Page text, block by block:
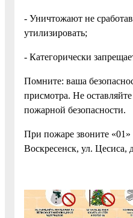
- Уничтожают не
утилизировать;
- Категорически
Помните: ваша
присмотра. Не
пожарной безопасности.
При пожаре звоните «01»
Воскресенск, ул. Цесиса,